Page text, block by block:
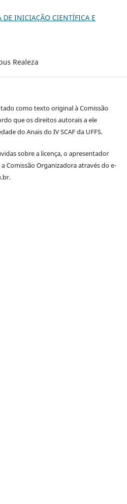
INICIAÇÃO CIENTÍFICA E
Realeza
como texto original à Comissão
que os direitos autorais a ele
do Anais do IV SCAF da UFFS.
sobre a licença, o apresentador
Comissão Organizadora através do e-